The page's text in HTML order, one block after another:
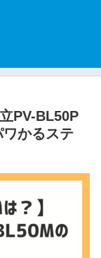
PV-BL50P
かるステ